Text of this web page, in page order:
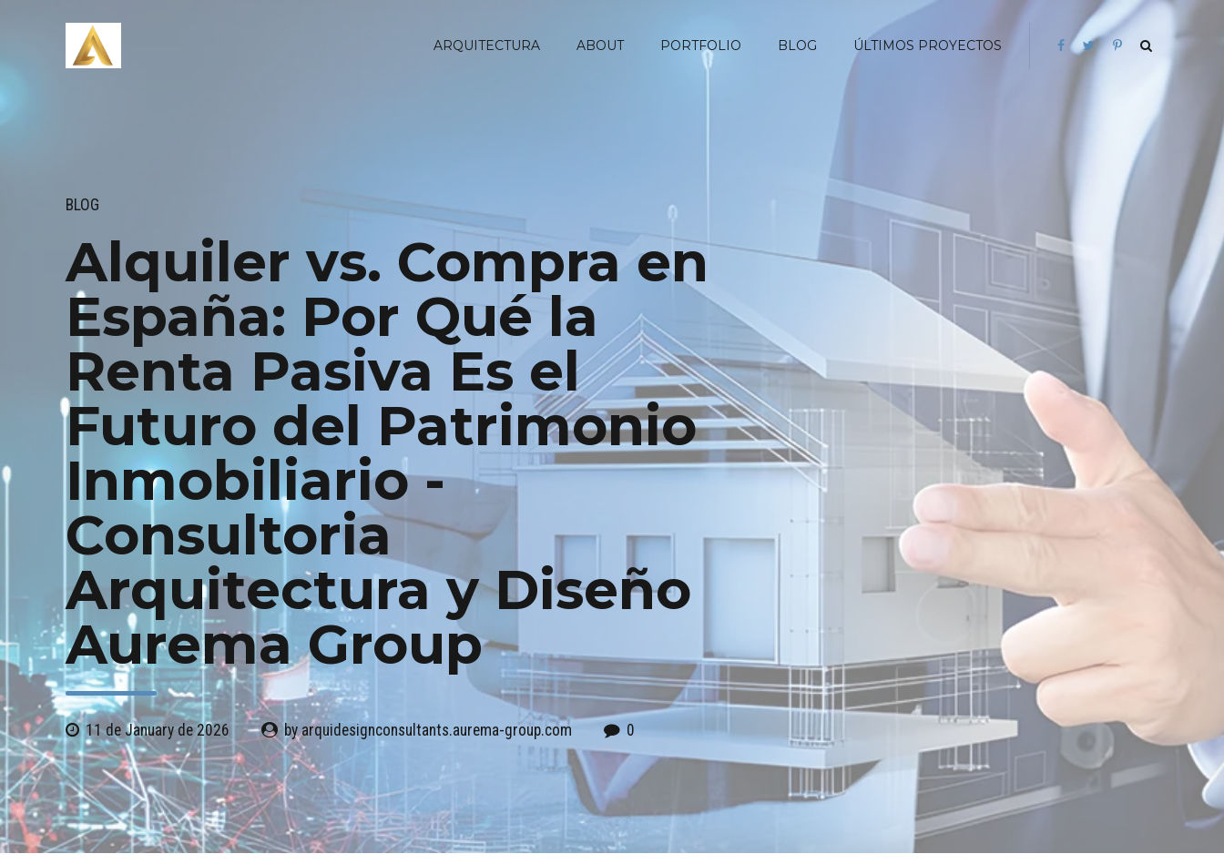
ARQUITECTURA ABOUT PORTFOLIO BLOG ÚLTIMOS PROYECTOS
BLOG
Alquiler vs. Compra en
España: Por Qué la
Renta Pasiva Es el
Futuro del Patrimonio
Inmobiliario -
Consultoria
Arquitectura y Diseño
Aurema Group
11 de January de 2026 by arquidesignconsultants.aurema-group.com 0